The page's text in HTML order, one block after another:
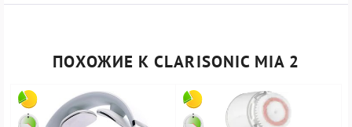
ПОХОЖИЕ К CLARISONIC MIA 2